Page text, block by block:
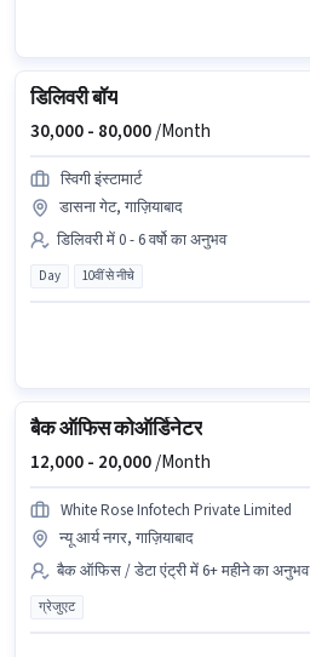
डिलिवरी बॉय
30,000 - 80,000/Month
स्विगी इंस्टामार्ट
डासना गेट, गाज़ियाबाद
डिलिवरी में 0 - 6 वर्षो का अनुभव
Day 10वीं से नीचे
बैक ऑफिस कोऑर्डिनेटर
12,000 - 20,000/Month
White Rose Infotech Private Limited
न्यू आर्य नगर, गाज़ियाबाद
बैक ऑफिस / डेटा एंट्री में 6+ महीने का अनुभव
ग्रेजुएट